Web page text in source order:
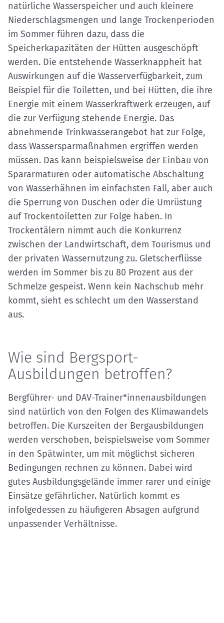
natürliche Wasserspeicher und auch kleinere
Niederschlagsmengen und lange Trockenperioden
im Sommer führen dazu, dass die
Speicherkapazitäten der Hütten ausgeschöpft
werden. Die entstehende Wasserknappheit hat
Auswirkungen auf die Wasserverfügbarkeit, zum
Beispiel für die Toiletten, und bei Hütten, die ihre
Energie mit einem Wasserkraftwerk erzeugen, auf
die zur Verfügung stehende Energie. Das
abnehmende Trinkwasserangebot hat zur Folge,
dass Wassersparmaßnahmen ergriffen werden
müssen. Das kann beispielsweise der Einbau von
Spararmaturen oder automatische Abschaltung
von Wasserhähnen im einfachsten Fall, aber auch
die Sperrung von Duschen oder die Umrüstung
auf Trockentoiletten zur Folge haben. In
Trockentälern nimmt auch die Konkurrenz
zwischen der Landwirtschaft, dem Tourismus und
der privaten Wassernutzung zu. Gletscherflüsse
werden im Sommer bis zu 80 Prozent aus der
Schmelze gespeist. Wenn kein Nachschub mehr
kommt, sieht es schlecht um den Wasserstand
aus.
Wie sind Bergsport-
Ausbildungen betroffen?
Bergführer- und DAV-Trainer*innenausbildungen
sind natürlich von den Folgen des Klimawandels
betroffen. Die Kurszeiten der Bergausbildungen
werden verschoben, beispielsweise vom Sommer
in den Spätwinter, um mit möglichst sicheren
Bedingungen rechnen zu können. Dabei wird
gutes Ausbildungsgelände immer rarer und einige
Einsätze gefährlicher. Natürlich kommt es
infolgedessen zu häufigeren Absagen aufgrund
unpassender Verhältnisse.